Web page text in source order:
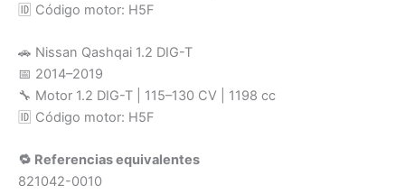
🆔 Código motor: H5F
🚗 Nissan Qashqai 1.2 DIG-T
📅 2014–2019
🔧 Motor 1.2 DIG-T | 115–130 CV | 1198 cc
🆔 Código motor: H5F
🔁 Referencias equivalentes
821042-0010